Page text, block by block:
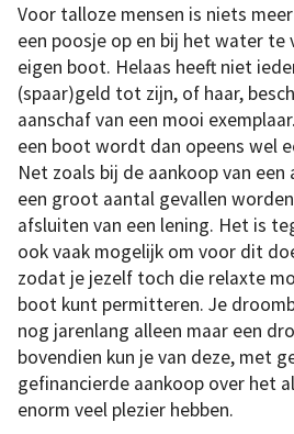
Voor talloze mensen is niets
een poosje op en bij het water te
eigen boot. Helaas heeft niet
(spaar)geld tot zijn, of haar,
aanschaf van een mooi
een boot wordt dan opeens wel
Net zoals bij de aankoop van een
een groot aantal gevallen
afsluiten van een lening. Het is
ook vaak mogelijk om voor dit
zodat je jezelf toch die relaxte
boot kunt permitteren. Je
nog jarenlang alleen maar een
bovendien kun je van deze, met
gefinancierde aankoop over het
enorm veel plezier hebben.